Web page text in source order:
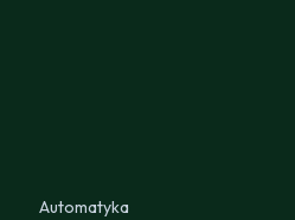
Automatyka